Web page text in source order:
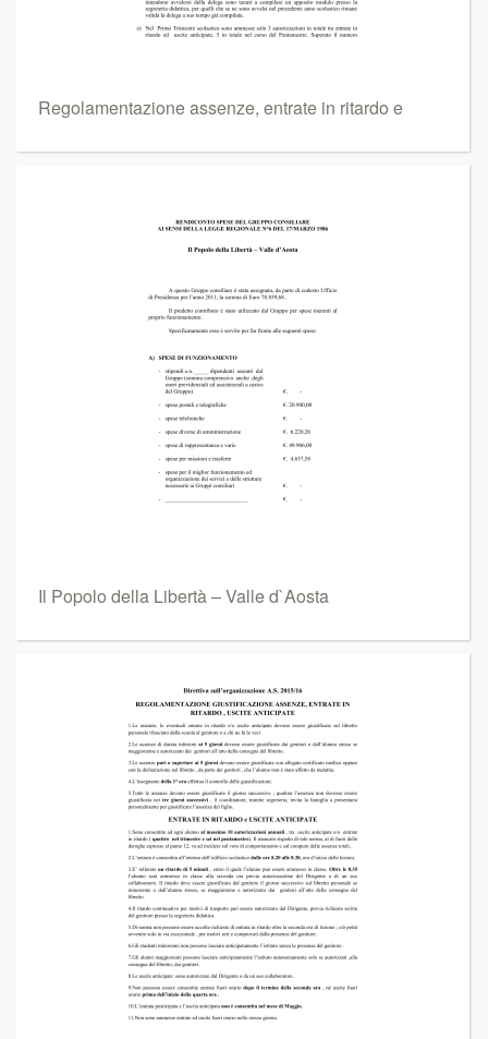
Regolamentazione assenze, entrate in ritardo e
Il Popolo della Libertà – Valle d`Aosta